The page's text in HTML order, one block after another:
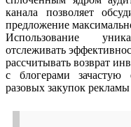
канала позволяет
предложение
Использование
отслеживать
рассчитывать возврат
с блогерами зачастую
разовых закупок